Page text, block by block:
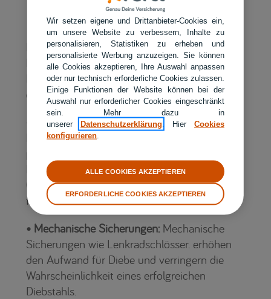
Es Dieben möglichst schwer machen
Darüber hinaus gibt es für alle Arten von
Fahrzeugen einige weitere Möglichkeiten,
Dieben den Zugang zum Fahrzeug zu
erschweren:
• Abstellplatz:Wenn möglich, sollte das
Fahrzeug in einer abschließbaren Garage
parken, da ein sicherer Stellplatz das
Diebstahlrisiko erheblich reduziert. Ist keine
Garage verfügbar, sollten gut beleuchtete und
frequentierte Stellplätze genutzt werden.
• Mechanische Sicherungen:Mechanische
Sicherungen wie Lenkradschlösser. erhöhen
den Aufwand für Diebe und verringern die
Wahrscheinlichkeit eines erfolgreichen
Diebstahls.
Wir setzen eigene und Drittanbieter-Cookies ein,
um unsere Website zu verbessern, Inhalte zu
personalisieren, Statistiken zu erheben und
personalisierte Werbung anzuzeigen. Sie können
alle Cookies akzeptieren, Ihre Auswahl anpassen
oder nur technisch erforderliche Cookies zulassen.
Einige Funktionen der Website können bei der
Auswahl nur erforderlicher Cookies eingeschränkt
sein. Mehr dazu in
unsererDatenschutzerklärung . Hier Cookies
konfigurieren
ERFORDERLICHE COOKIES AKZEPTIEREN
ALLE COOKIES AKZEPTIEREN